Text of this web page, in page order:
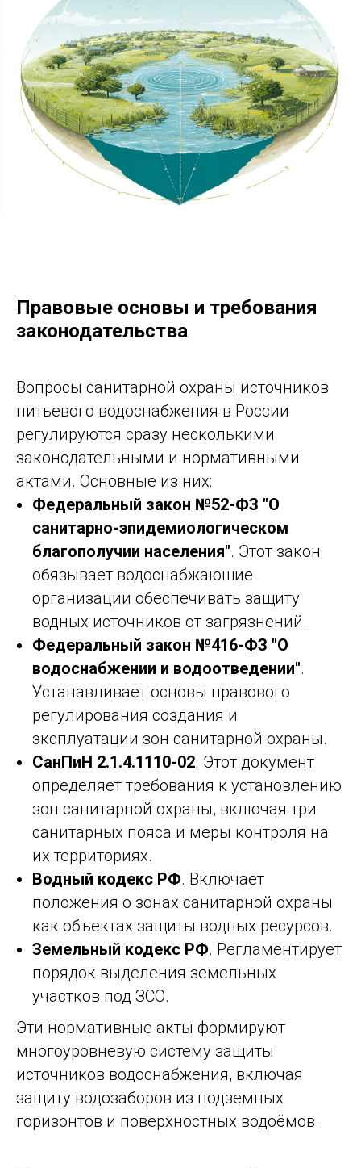
Правовые основы и требования
законодательства
Вопросы санитарной охраны источников
питьевого водоснабжения в России
регулируются сразу несколькими
законодательными и нормативными
актами. Основные из них:
Федеральный закон №52-ФЗ "О
санитарно-эпидемиологическом
благополучии населения". Этот закон
обязывает водоснабжающие
организации обеспечивать защиту
водных источников от загрязнений.
Федеральный закон №416-ФЗ "О
водоснабжении и водоотведении".
Устанавливает основы правового
регулирования создания и
эксплуатации зон санитарной охраны.
СанПиН 2.1.4.1110-02. Этот документ
определяет требования к установлению
зон санитарной охраны, включая три
санитарных пояса и меры контроля на
их территориях.
Водный кодекс РФ. Включает
положения о зонах санитарной охраны
как объектах защиты водных ресурсов.
Земельный кодекс РФ. Регламентирует
порядок выделения земельных
участков под ЗСО.
Эти нормативные акты формируют
многоуровневую систему защиты
источников водоснабжения, включая
защиту водозаборов из подземных
горизонтов и поверхностных водоёмов.